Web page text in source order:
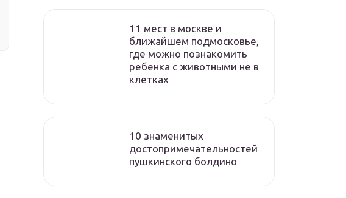
11 мест в москве и
ближайшем подмосковье,
где можно познакомить
ребенка с животными не в
клетках
10 знаменитых
достопримечательностей
пушкинского болдино